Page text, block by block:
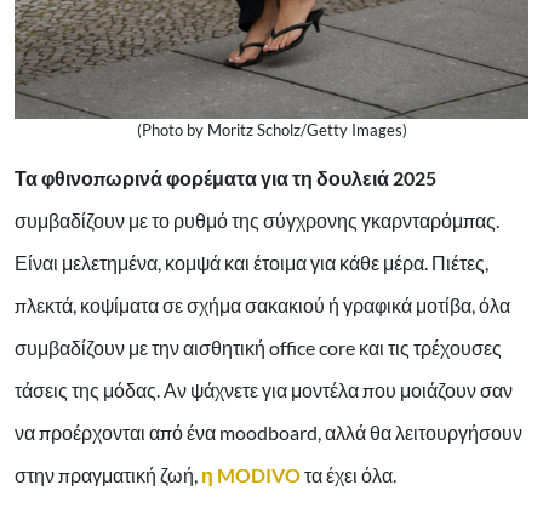
(Photo by Moritz Scholz/Getty Images)
Τα φθινοπωρινά φορέματα για τη δουλειά 2025
συμβαδίζουν με το ρυθμό της σύγχρονης γκαρνταρόμπας.
Είναι μελετημένα, κομψά και έτοιμα για κάθε μέρα. Πιέτες,
πλεκτά, κοψίματα σε σχήμα σακακιού ή γραφικά μοτίβα, όλα
συμβαδίζουν με την αισθητική office core και τις τρέχουσες
τάσεις της μόδας. Αν ψάχνετε για μοντέλα που μοιάζουν σαν
να προέρχονται από ένα moodboard, αλλά θα λειτουργήσουν
στην πραγματική ζωή, η MODIVOτα έχει όλα.